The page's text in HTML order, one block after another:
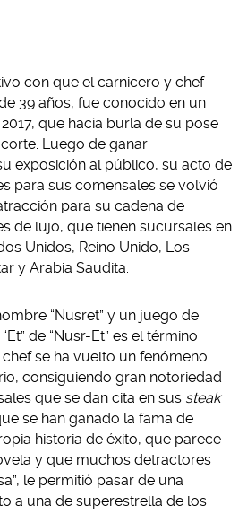
con que el carnicero y chef
39 años, fue conocido en un
que hacía burla de su pose
Luego de ganar
exposición al público, su acto de
para sus comensales se volvió
para su cadena de
de lujo, que tienen sucursales en
Unidos, Reino Unido, Los
y Arabia Saudita.
“Nusret” y un juego de
de “Nusr-Et” es el término
chef se ha vuelto un fenómeno
consiguiendo gran notoriedad
que se dan cita en sus steak
se han ganado la fama de
historia de éxito, que parece
y que muchos detractores
le permitió pasar de una
a una de superestrella de los